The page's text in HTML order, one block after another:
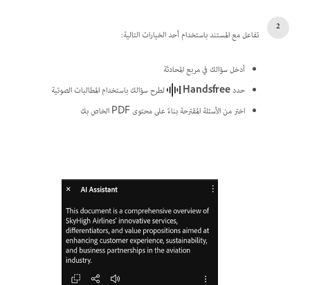
تفاعل مع المستند باستخدام أحد الخيارات التالية:
أدخل سؤالك في مربع المحادثة
حددHandsfree
لطرح سؤالك باستخدام المطالبات الصوتية
اختر من الأسئلة المقترحة بناءً على محتوى PDF الخاص بك